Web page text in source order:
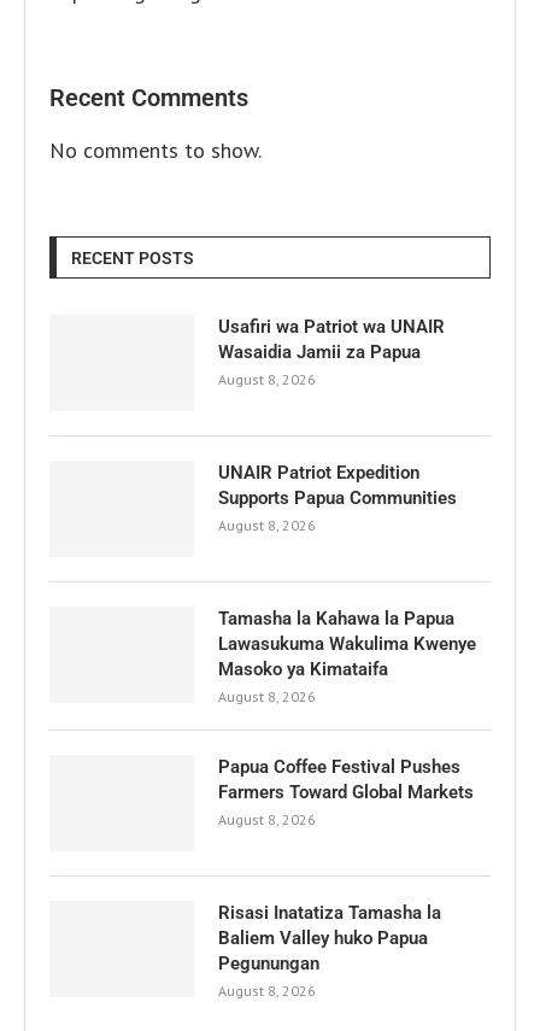
Recent Comments
No comments to show.
RECENT POSTS
Usafiri wa Patriot wa UNAIR
Wasaidia Jamii za Papua
August 8, 2026
UNAIR Patriot Expedition
Supports Papua Communities
August 8, 2026
Tamasha la Kahawa la Papua
Lawasukuma Wakulima Kwenye
Masoko ya Kimataifa
August 8, 2026
Papua Coffee Festival Pushes
Farmers Toward Global Markets
August 8, 2026
Risasi Inatatiza Tamasha la
Baliem Valley huko Papua
Pegunungan
August 8, 2026